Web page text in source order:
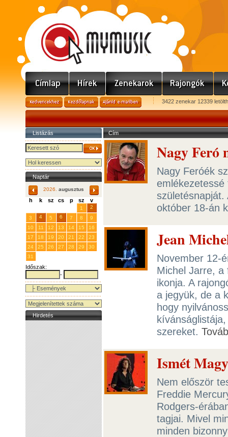
3422 zenekar 12339
Listázás
Naptár
2026. augusztus
h k sz cs p sz v
1
2
3
4 5 6 7 8
9
10
11 12 13 14 15
16
17
18 19 20 21 22
23
24
25 26 27 28 29
30
31
Időszak:
-
Hirdetés
Cím
Nagy Feró
Nagy Feróék
október 18-án
Jean
November 12-
Michel Jarre, a
ikonja. A
a jegyük, de a
hogy
szereket.
Ismét
Nem először
Freddie
Rodgers-
tagjai. Mivel
minden